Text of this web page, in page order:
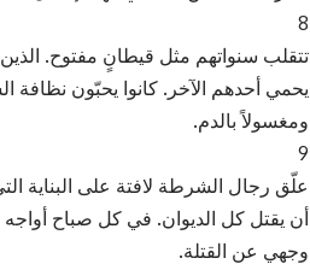
8
تتقلب سنواتهم مثل قيطانٍ مفتوح.
يحمي أحدهم الآخر. كانوا يحبّون نظافة
ومغسولاً بالدم.
9
علّق رجال الشرطة لافتة على البناية
أن يقتل كل الديوان. في كل صباح
وجهي عن القتلة.